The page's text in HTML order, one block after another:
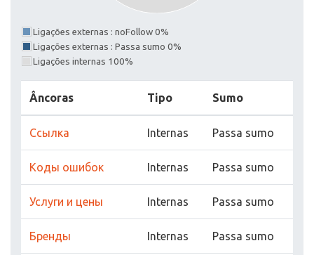
Ligações externas : noFollow 0%
Ligações externas : Passa sumo 0%
Ligações internas 100%
Âncoras Tipo Sumo
Ссылка Internas Passa sumo
Коды ошибок Internas Passa sumo
Услуги и цены Internas Passa sumo
Бренды Internas Passa sumo